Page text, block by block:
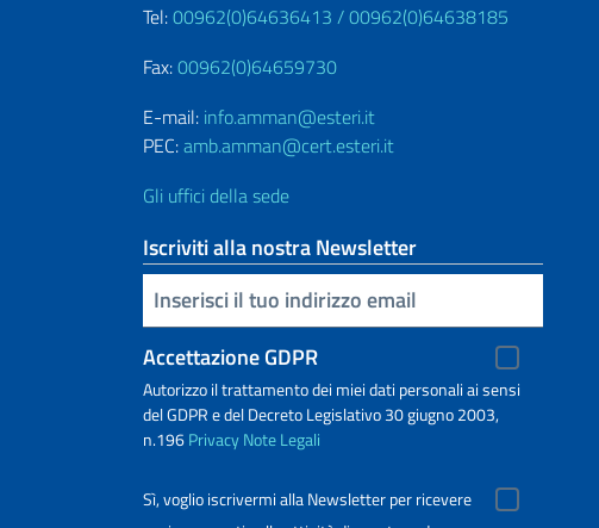
Tel:00962(0)64636413 /00962(0)64638185
Fax:00962(0)64659730
E-mail: info.amman@esteri.it
PEC:amb.amman@cert.esteri.it
Gli uffici della sede
Iscriviti alla nostra Newsletter
Inserisci la tua email
Accettazione GDPR
Autorizzo il trattamento dei miei dati personali ai sensi
del GDPR e del Decreto Legislativo 30 giugno 2003,
n.196PrivacyNote Legali
Sì, voglio iscrivermi alla Newsletter per ricevere